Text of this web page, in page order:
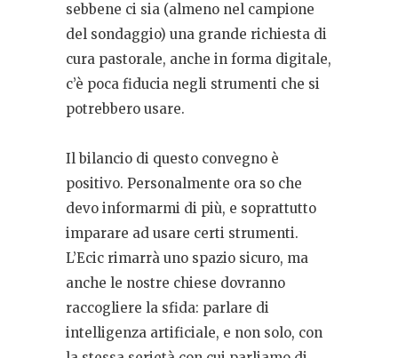
sebbene ci sia (almeno nel campione
del sondaggio) una grande richiesta di
cura pastorale, anche in forma digitale,
c’è poca fiducia negli strumenti che si
potrebbero usare.
Il bilancio di questo convegno è
positivo. Personalmente ora so che
devo informarmi di più, e soprattutto
imparare ad usare certi strumenti.
L’Ecic rimarrà uno spazio sicuro, ma
anche le nostre chiese dovranno
raccogliere la sfida: parlare di
intelligenza artificiale, e non solo, con